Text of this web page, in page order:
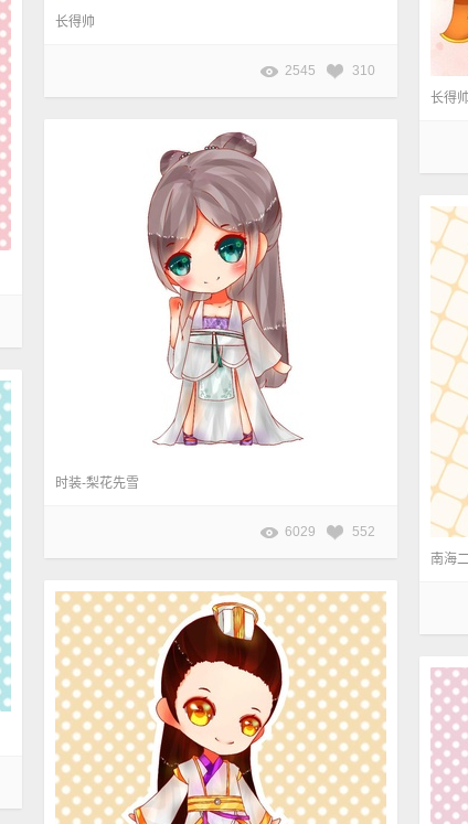
长得帅
2545
310
长得
时装-梨花先雪
6029 552
南海